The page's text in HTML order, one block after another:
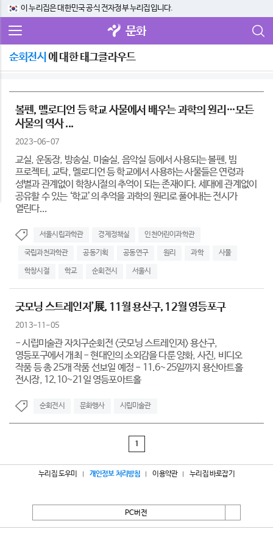
이 누리집은 대한민국 공식 전자정부 누리집입니다.
문화
순회전시 에 대한 태그클라우드
볼펜, 멜로디언 등 학교 사물에서 배우는 과학의 원리…모든
사물의 역사 ...
2023-06-07
교실, 운동장, 방송실, 미술실, 음악실 등에서 사용되는 볼펜, 빔
프로젝터, 교탁, 멜로디언 등 학교에서 사용하는 사물들은 연령과
성별과 관계없이 학창시절의 추억이 되는 존재이다. 세대에 관계없이
공유할 수 있는 ‘학교’의 추억을 과학의 원리로 풀어내는 전시가
열린다...
서울시립과학관 경제정책실 인천어린이과학관
국립과천과학관 공동기획 공동연구 원리 과학 사물
학창시절 학교 순회전시 서울시
굿모닝 스트레인저’展, 11월 용산구, 12월 영등포구
2013-11-05
- 시립미술관 자치구순회전 <굿모닝 스트레인저> 용산구,
영등포구에서 개최 - 현대인의 소외감을 다룬 양화, 사진, 비디오
작품 등 총 25개 작품 선보일 예정 - 11.6~25일까지 용산아트홀
전시장, 12.10~21일 영등포아트홀
순회전시 문화행사 시립미술관
1
누리집 도우미 개인정보 처리방침 이용약관 누리집 바로잡기
PC버전